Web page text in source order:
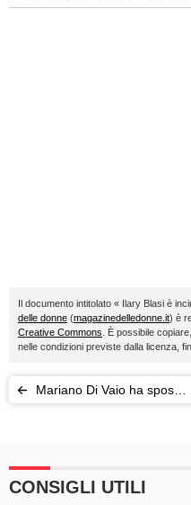
Il documento intitolato « Ilary Blasi è
delle donne (magazinedelledonne.it) è
Creative Commons . È possibile
nelle condizioni previste dalla licenza,
Mariano Di Vaio ha sposato
CONSIGLI UTILI